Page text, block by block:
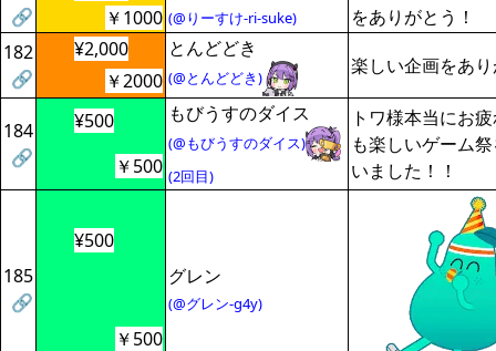
🔗
(@りーすけ-ri-suke)
をありがとう！
￥1000
182
🔗
¥2,000 とんどどき
(@とんどどき)
楽しい企画をあ
￥2000
184
🔗
¥500 もびうすのダイス
(@もびうすのダイス)
(2回目)
トワ様本当にお
も楽しいゲーム
いました！！
￥500
185
🔗
¥500
グレン
(@グレン-g4y)
￥500